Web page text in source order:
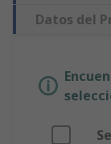
Datos del